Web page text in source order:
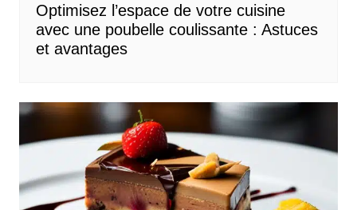
Optimisez l’espace de votre cuisine
avec une poubelle coulissante : Astuces
et avantages